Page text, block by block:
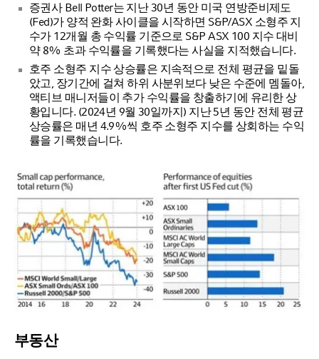
증권사 Bell Potter는 지난 30년 동안 미국 연방준비제도
(Fed)가 양적 완화 사이클을 시작하면 S&P/ASX 소형주 지
수가 12개월 총 수익률 기준으로 S&P ASX 100 지수 대비
약 8% 초과 수익률을 기록했다는 사실을 지적했습니다.
호주 소형주 지수 상승률은 지속적으로 전체 평균을 밑돌
았고, 장기간에 걸쳐 하위 사분위보다 낮은 수준에 멤돌아,
액티브 매니저들이 추가 수익률을 창출하기에 유리한 상
황입니다. (2024년 9월 30일까지) 지난 5년 동안 전체 평균
상승률은 매년 4.9%씩 호주 소형주 지수를 상회하는 수익
률을 기록했습니다.
부동산